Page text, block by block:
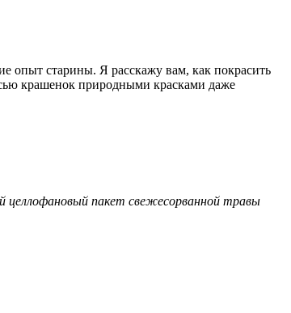
опыт старины. Я расскажу вам, как покрасить
крашенок природными красками даже
целлофановый пакет свежесорванной травы